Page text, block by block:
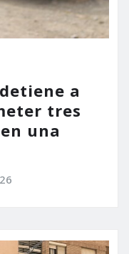
a
tres
una